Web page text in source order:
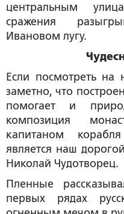
центральным
сражения
Ивановом лугу.
Если посмотреть на
заметно, что
помогает и
композиция
капитаном
является наш
Николай Чудотворец.
Пленные
первых рядах